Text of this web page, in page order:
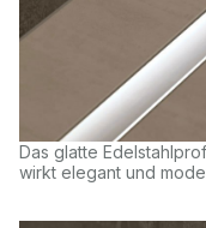
Das glatte
wirkt elegant und